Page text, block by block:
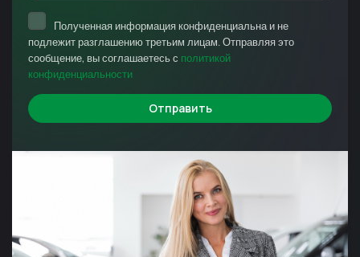
Отправить
Полученная информация конфиденциальна и не
подлежит разглашению третьим лицам. Отправляя это
сообщение, вы соглашаетесь с политикой
конфиденциальности